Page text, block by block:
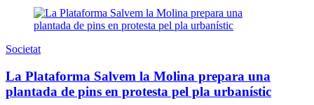
Societat
La Plataforma Salvem la Molina prepara una
plantada de pins en protesta pel pla urbanístic